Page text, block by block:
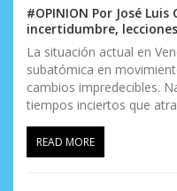
#OPINION Por José
incertidumbre,
La situación actual en
subatómica en
cambios impredecibles.
tiempos inciertos que
READ MORE